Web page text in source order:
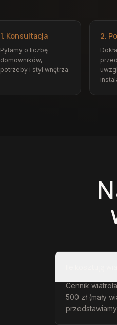
1. Konsultacja
Pytamy o liczbę
domowników,
potrzeby i styl wnętrza.
2.
Cennik
500 zł (mały